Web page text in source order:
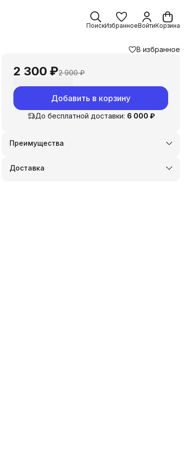
ПоискИзбранноеВойтиКорзина
В избранное
2 300 ₽2 900 ₽
Добавить в корзину
До бесплатной доставки: 6 000 ₽
Преимущества
Оплата частями в Сплит
Удобный возврат
Доставка